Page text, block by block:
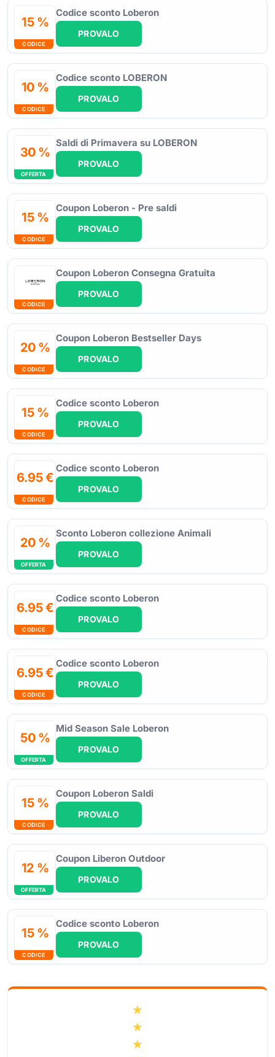
15 %
CODICE
Codice sconto Loberon
PROVALO
10 %
CODICE
Codice sconto LOBERON
PROVALO
30 %
OFFERTA
Saldi di Primavera su LOBERON
PROVALO
15 %
CODICE
Coupon Loberon - Pre saldi
PROVALO
CODICE
Coupon Loberon Consegna Gratuita
PROVALO
20 %
CODICE
Coupon Loberon Bestseller Days
PROVALO
15 %
CODICE
Codice sconto Loberon
PROVALO
6.95 €
CODICE
Codice sconto Loberon
PROVALO
20 %
OFFERTA
Sconto Loberon collezione Animali
PROVALO
6.95 €
CODICE
Codice sconto Loberon
PROVALO
6.95 €
CODICE
Codice sconto Loberon
PROVALO
50 %
OFFERTA
Mid Season Sale Loberon
PROVALO
15 %
CODICE
Coupon Loberon Saldi
PROVALO
12 %
OFFERTA
Coupon Liberon Outdoor
PROVALO
15 %
CODICE
Codice sconto Loberon
PROVALO